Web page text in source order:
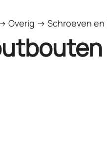
Overig -> Schroeven